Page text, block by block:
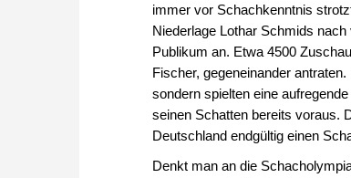
immer vor Schachkenntnis
Niederlage Lothar Schmids
Publikum an. Etwa 4500
Fischer, gegeneinander
sondern spielten eine
seinen Schatten bereits voraus.
Deutschland endgültig einen
Denkt man an die